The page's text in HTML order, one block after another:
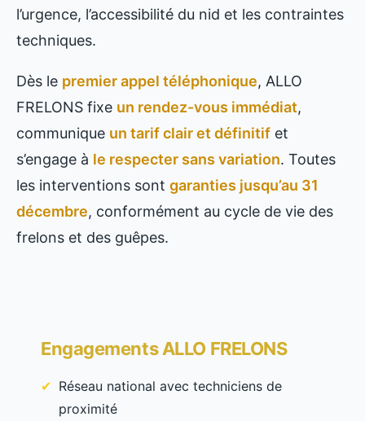
l’urgence, l’accessibilité du nid et les contraintes
techniques.
Dès le premier appel téléphonique, ALLO
FRELONS fixe un rendez-vous immédiat,
communique un tarif clair et définitif et
s’engage à le respecter sans variation. Toutes
les interventions sont garanties jusqu’au 31
décembre, conformément au cycle de vie des
frelons et des guêpes.
Engagements ALLO FRELONS
Réseau national avec techniciens de
proximité